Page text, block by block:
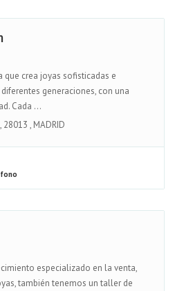
que crea joyas sofisticadas e
generaciones, con una
Cada ...
, 28013 , MADRID
especializado en la venta,
también tenemos un taller de